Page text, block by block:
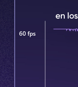
en
60 fps